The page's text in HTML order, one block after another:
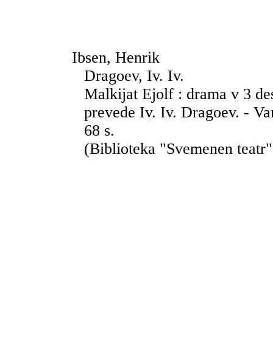
Ibsen, Henrik
Dragoev, Iv. Iv.
Malkijat Ejolf : drama v 3
prevede Iv. Iv. Dragoev. -
68 s.
(Biblioteka "Svemenen